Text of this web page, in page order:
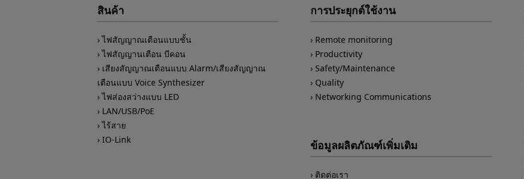
สินค้า
ไฟสัญญาณเตือนแบบชั้น
ไฟสัญญานเตือน บีคอน
เสียงสัญญาณเตือนแบบ Alarm/เสียงสัญญาณ
เตือนแบบ Voice Synthesizer
ไฟส่องสว่างแบบ LED
LAN/USB/PoE
ไร้สาย
IO-Link
การประยุกต์ใช้งาน
Remote monitoring
Productivity
Safety/Maintenance
Quality
Networking Communications
ข้อมูลผลิตภัณฑ์เพิ่มเติม
ติดต่อเรา